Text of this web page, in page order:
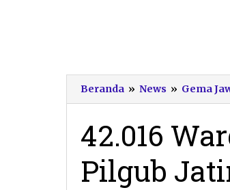
Beranda » News » Gema
42.016
Pilgub